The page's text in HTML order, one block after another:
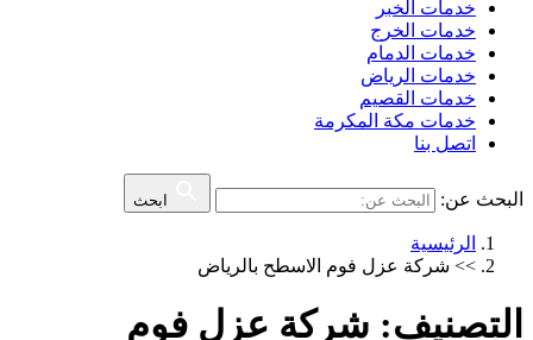
خدمات الخبر
خدمات الخرج
خدمات الدمام
خدمات الرياض
خدمات القصيم
خدمات مكة المكرمة
اتصل بنا
البحث عن: ابحث
الرئيسية
>> شركة عزل فوم الاسطح بالرياض
التصنيف: شركة عزل فوم